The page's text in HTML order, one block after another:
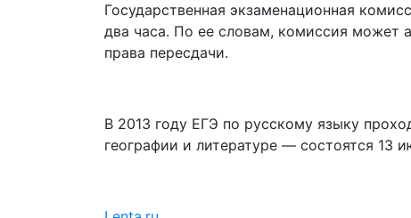
Государственная экзаменационная
два часа. По ее словам, комиссия может
права пересдачи.
В 2013 году ЕГЭ по русскому языку
географии и литературе — состоятся 13